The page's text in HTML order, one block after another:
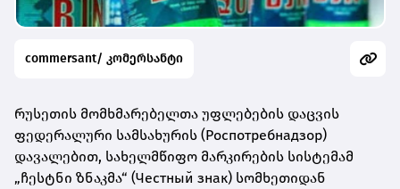
commersant/ კომერსანტი
რუსეთის მომხმარებელთა უფლებების დაცვის
ფედერალური სამსახურის (Роспотребнадзор)
დავალებით, სახელმწიფო მარკირების სისტემამ
„ჩესტნი ზნაკმა“ (Честный знак) სომხეთიდან